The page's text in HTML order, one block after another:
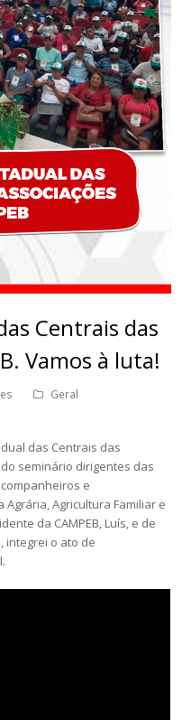
Centrais das
Vamos à luta!
Geral
das Centrais das
do seminário dirigentes das
e
Agricultura Familiar e
da CAMPEB, Luís, e de
integrei o ato de